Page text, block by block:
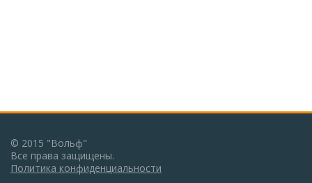
© 2015 "Вольф"
Все права защищены.
Политика конфиденциальности